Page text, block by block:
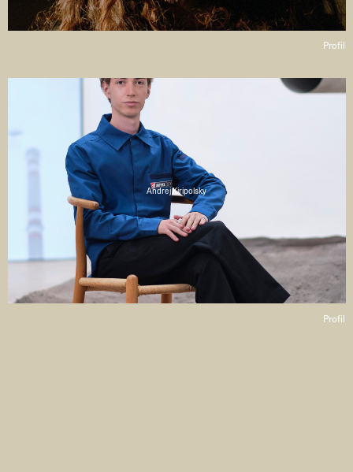
Profil
Andrej Kiripolsky
Profil